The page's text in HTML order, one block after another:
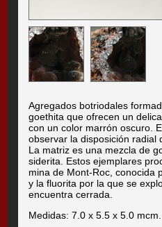
Agregados botriodales
goethita que ofrecen un
con un color marrón oscuro.
observar la disposición radial
La matriz es una mezcla de
siderita. Estos ejemplares
mina de Mont-Roc, conocida
y la fluorita por la que se
encuentra cerrada.
Medidas: 7.0 x 5.5 x 5.0 mcm.